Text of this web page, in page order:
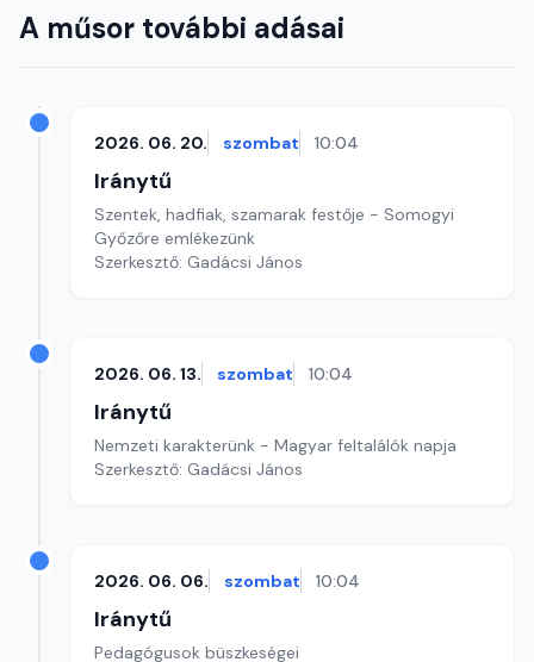
A műsor további adásai
2026. 06. 20. szombat 10:04
Iránytű
Szentek, hadfiak, szamarak festője - Somogyi
Győzőre emlékezünk
Szerkesztő: Gadácsi János
2026. 06. 13. szombat 10:04
Iránytű
Nemzeti karakterünk - Magyar feltalálók napja
Szerkesztő: Gadácsi János
2026. 06. 06. szombat 10:04
Iránytű
Pedagógusok büszkeségei